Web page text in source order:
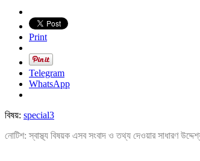
Print
Telegram
WhatsApp
বিষয়: special3
নোটিশ: স্বাস্থ্য বিষয়ক এসব সংবাদ ও তথ্য দেওয়ার সাধারণ